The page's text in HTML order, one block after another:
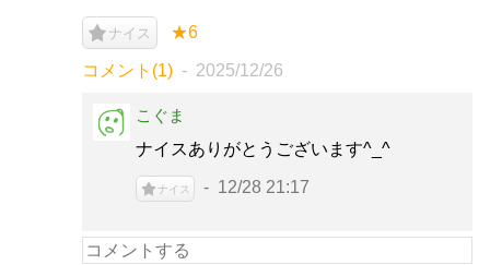
ナイス ★6
コメント(1) 2025/12/26
こぐま
ナイスありがとうございます^_^
ナイス 12/28 21:17